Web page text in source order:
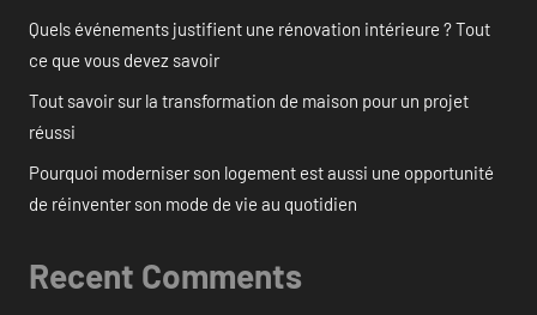
Quels événements justifient une rénovation intérieure ? Tout
ce que vous devez savoir
Tout savoir sur la transformation de maison pour un projet
réussi
Pourquoi moderniser son logement est aussi une opportunité
de réinventer son mode de vie au quotidien
Recent Comments